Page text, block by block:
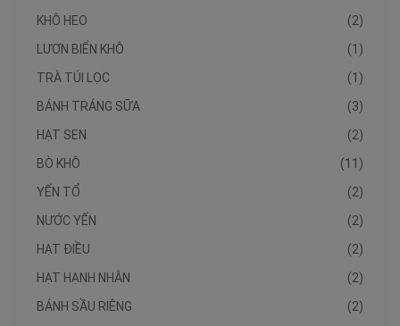
(2)
KHÔ HEO
(1)
LƯƠN BIỂN KHÔ
(1)
TRÀ TÚI LỌC
(3)
BÁNH TRÁNG SỮA
(2)
HẠT SEN
(11)
BÒ KHÔ
(2)
YẾN TỔ
(2)
NƯỚC YẾN
(2)
HẠT ĐIỀU
(2)
HẠT HẠNH NHÂN
(2)
BÁNH SẦU RIÊNG